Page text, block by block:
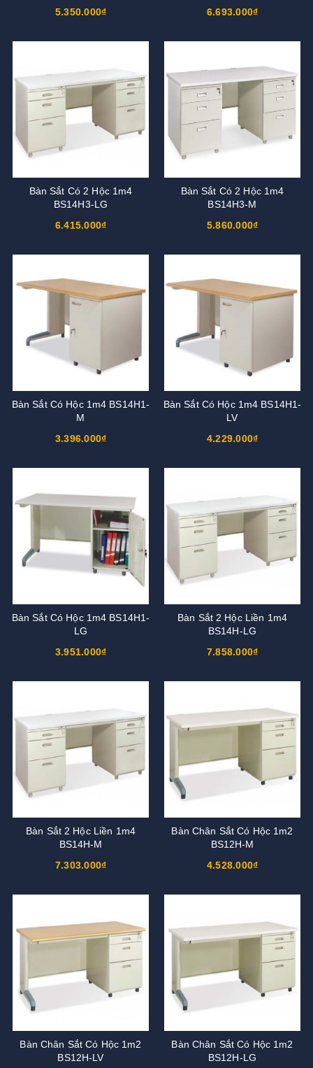
5.350.000₫ 6.693.000₫
Bàn Sắt Có 2 Hộc 1m4
BS14H3-LG
6.415.000₫
Bàn Sắt Có 2 Hộc 1m4
BS14H3-M
5.860.000₫
Bàn Sắt Có Hộc 1m4 BS14H1-
M
3.396.000₫
Bàn Sắt Có Hộc 1m4 BS14H1-
LV
4.229.000₫
Bàn Sắt Có Hộc 1m4 BS14H1-
LG
3.951.000₫
Bàn Sắt 2 Hộc Liền 1m4
BS14H-LG
7.858.000₫
Bàn Sắt 2 Hộc Liền 1m4
BS14H-M
7.303.000₫
Bàn Chân Sắt Có Hộc 1m2
BS12H-M
4.528.000₫
Bàn Chân Sắt Có Hộc 1m2
BS12H-LV
Bàn Chân Sắt Có Hộc 1m2
BS12H-LG